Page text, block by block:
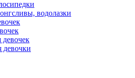
водолазки
девочки